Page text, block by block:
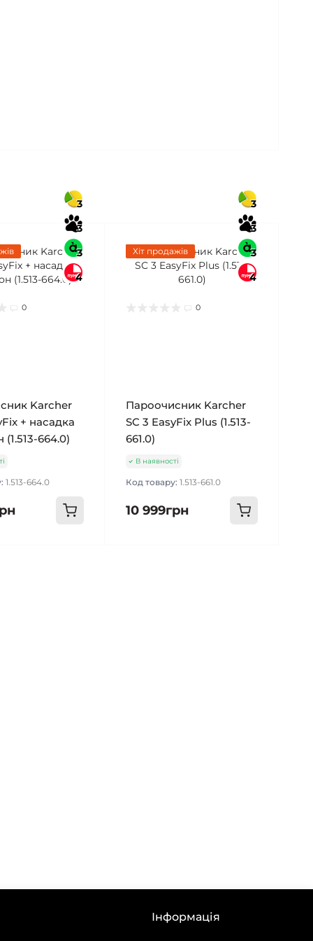
3
3
3
4
0
Karcher
+ насадка
(1.513-664.0)
1.513-664.0
Хіт продажів
3
3
3
4
0
Пароочисник Karcher
SC 3 EasyFix Plus (1.513-
661.0)
В наявності
Код товару:1.513-661.0
10 999грн
Інформація